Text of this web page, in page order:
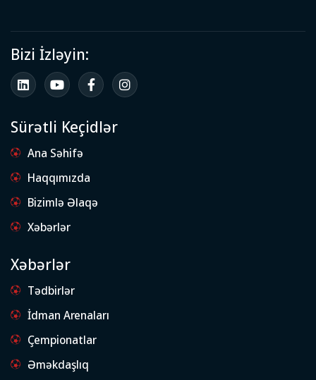
Bizi İzləyin:
Sürətli Keçidlər
Ana Səhifə
Haqqımızda
Bizimlə Əlaqə
Xəbərlər
Xəbərlər
Tədbirlər
İdman Arenaları
Çempionatlar
Əməkdaşlıq